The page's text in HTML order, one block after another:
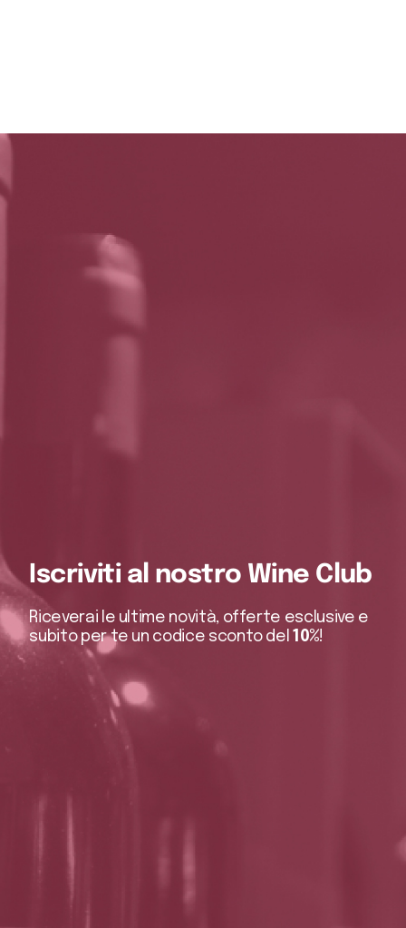
Iscriviti al nostro Wine Club
Riceverai le ultime novità, offerte esclusive e
subito per te un codice sconto del10%!